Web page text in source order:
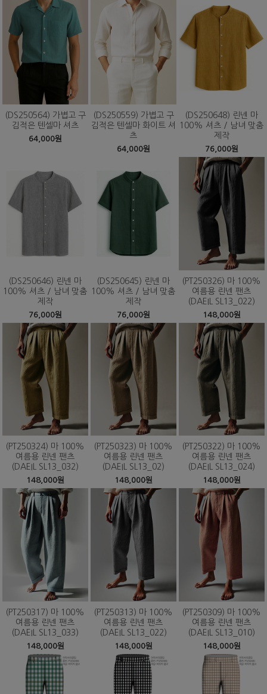
(DS250564) 가볍고 구
김적은 텐셀마 셔츠
64,000원
(DS250559) 가볍고 구
김적은 텐셀마 화이트 셔
츠
64,000원
(DS250648) 린넨 마
100% 셔츠 / 남녀 맞춤
제작
76,000원
(DS250646) 린넨 마
100% 셔츠 / 남녀 맞춤
제작
76,000원
(DS250645) 린넨 마
100% 셔츠 / 남녀 맞춤
제작
76,000원
(PT250326) 마 100%
여름용 린넨 팬츠
(DAEIL SL13_022)
148,000원
(PT250324) 마 100%
여름용 린넨 팬츠
(DAEIL SL13_032)
148,000원
(PT250323) 마 100%
여름용 린넨 팬츠
(DAEIL SL13_02)
148,000원
(PT250322) 마 100%
여름용 린넨 팬츠
(DAEIL SL13_024)
148,000원
(PT250317) 마 100%
여름용 린넨 팬츠
(DAEIL SL13_033)
148,000원
(PT250313) 마 100%
여름용 린넨 팬츠
(DAEIL SL13_022)
148,000원
(PT250309) 마 100%
여름용 린넨 팬츠
(DAEIL SL13_010)
148,000원